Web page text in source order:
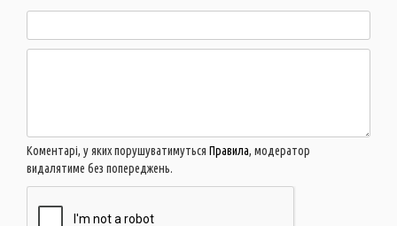
Коментарі, у яких порушуватимуться Правила, модератор
видалятиме без попереджень.